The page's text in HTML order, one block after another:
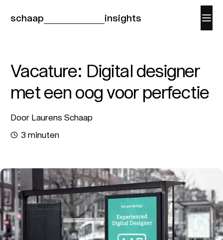
schaap insights
Vacature: Digital designer
met een oog voor perfectie
Door Laurens Schaap
3 minuten